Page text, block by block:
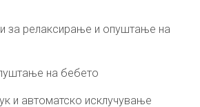
за релаксирање и опуштање на
на бебето
и автоматско исклучување